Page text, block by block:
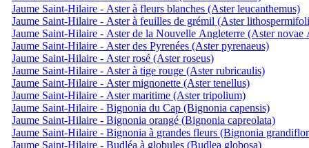
Jaume Saint-Hilaire - Aster à fleurs blanches (Aster leucanthemus)
Jaume Saint-Hilaire - Aster à feuilles de grémil (Aster
Jaume Saint-Hilaire - Aster de la Nouvelle Angleterre (Aster novae
Jaume Saint-Hilaire - Aster des Pyrenées (Aster pyrenaeus)
Jaume Saint-Hilaire - Aster rosé (Aster roseus)
Jaume Saint-Hilaire - Aster à tige rouge (Aster rubricaulis)
Jaume Saint-Hilaire - Aster mignonette (Aster tenellus)
Jaume Saint-Hilaire - Aster maritime (Aster tripolium)
Jaume Saint-Hilaire - Bignonia du Cap (Bignonia capensis)
Jaume Saint-Hilaire - Bignonia orangé (Bignonia capreolata)
Jaume Saint-Hilaire - Bignonia à grandes fleurs (Bignonia
Jaume Saint-Hilaire - Budléa à globules (Budlea globosa)